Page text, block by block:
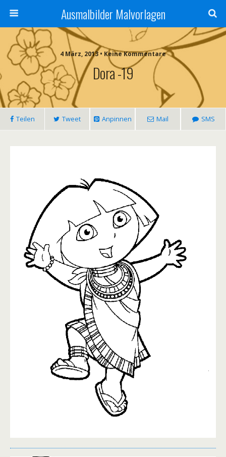
Ausmalbilder Malvorlagen
4 März, 2013 • Keine Kommentare
Dora -19
Teilen Tweet Anpinnen Mail SMS